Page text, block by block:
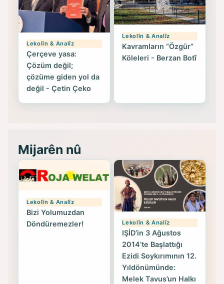
Lekolîn & Analîz
Çerçeve yasa:
Çözüm değil;
çözüme giden yol da
değil - Çetin Çeko
Lekolîn & Analîz
Kavramların “Özgür”
Köleleri - Berzan Botî
Mijarên nû
Lekolîn & Analîz
Bizi Yolumuzdan
Döndüremezler!
Lekolîn & Analîz
IŞİD’in 3 Ağustos
2014’te Başlattığı
Ezidi Soykırımının 12.
Yıldönümünde:
Melek Tavus’un Halkı